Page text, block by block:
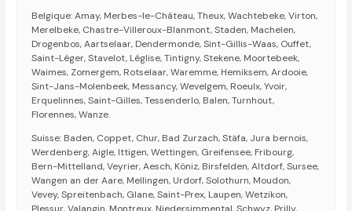
Belgique: Amay, Merbes-le-Château, Theux, Wachtebeke, Virton,
Merelbeke, Chastre-Villeroux-Blanmont, Staden, Machelen,
Drogenbos, Aartselaar, Dendermonde, Sint-Gillis-Waas, Ouffet,
Saint-Léger, Stavelot, Léglise, Tintigny, Stekene, Moortebeek,
Waimes, Zomergem, Rotselaar, Waremme, Hemiksem, Ardooie,
Sint-Jans-Molenbeek, Messancy, Wevelgem, Roeulx, Yvoir,
Erquelinnes, Saint-Gilles, Tessenderlo, Balen, Turnhout,
Florennes, Wanze.
Suisse: Baden, Coppet, Chur, Bad Zurzach, Stäfa, Jura bernois,
Werdenberg, Aigle, Ittigen, Wettingen, Greifensee, Fribourg,
Bern-Mittelland, Veyrier, Aesch, Köniz, Birsfelden, Altdorf, Sursee,
Wangen an der Aare, Mellingen, Urdorf, Solothurn, Moudon,
Vevey, Spreitenbach, Glane, Saint-Prex, Laupen, Wetzikon,